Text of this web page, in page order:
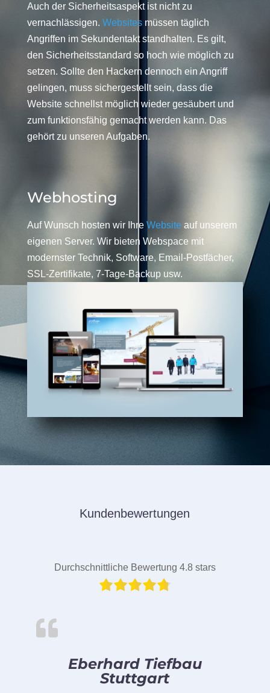
Auch der Sicherheitsaspekt ist nicht zu
vernachlässigen. Websitesmüssen täglich
Angriffen im Sekundentakt standhalten. Es gilt,
den Sicherheitsstandard so hoch wie möglich zu
setzen. Sollte den Hackern dennoch ein Angriff
gelingen, muss sichergestellt sein, dass die
Website schnellst möglich wieder gesäubert und
zum funktionsfähig gemacht werden kann. Das
gehört zu unseren Aufgaben.
Webhosting
Auf Wunsch hosten wir Ihre Website auf unserem
eigenen Server. Wir bieten Webspace mit
modernster Technik, Software, Email-Postfächer,
SSL-Zertifikate, 7-Tage-Backup usw.
Kundenbewertungen
Durchschnittliche Bewertung 4.8 stars
Eberhard Tiefbau
Stuttgart